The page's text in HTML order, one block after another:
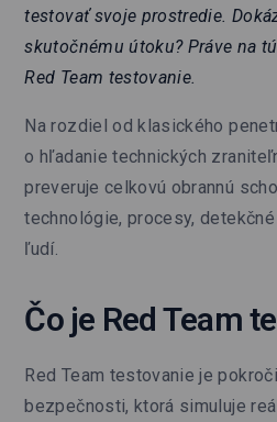
testovať svoje prostredie.
skutočnému útoku? Práve na
Red Team testovanie.
Na rozdiel od klasického
o hľadanie technických
preveruje celkovú obrannú
technológie, procesy,
ľudí.
Čo je Red Team
Red Team testovanie je
bezpečnosti, ktorá simuluje